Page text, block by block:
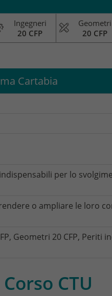
Ingegneri
20 CFP
Geometri
20 CFP
Cartabia
per lo
o ampliare le loro
Geometri 20 CFP, Periti
CTU